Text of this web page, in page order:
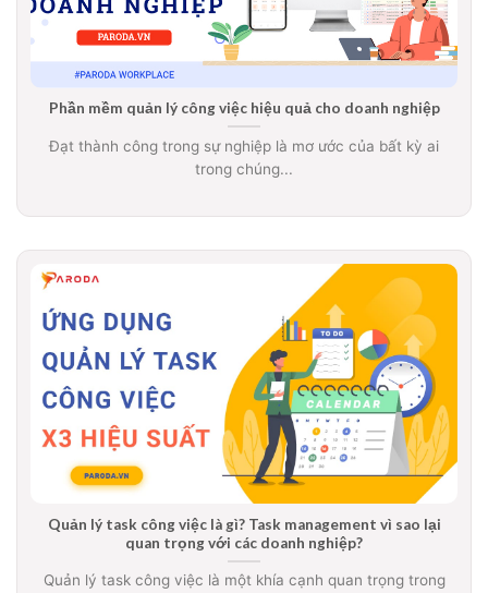
Phần mềm quản lý công việc hiệu quả cho doanh nghiệp
Đạt thành công trong sự nghiệp là mơ ước của bất kỳ ai
trong chúng...
Quản lý task công việc là gì? Task management vì sao lại
quan trọng với các doanh nghiệp?
Quản lý task công việc là một khía cạnh quan trọng trong